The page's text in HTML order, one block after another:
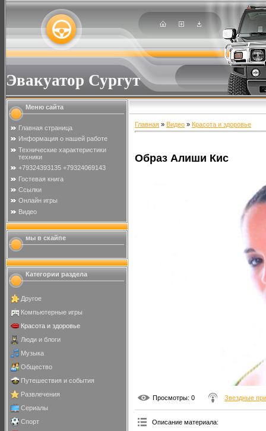
Эвакуатор Сургут
Меню сайта
Главная страница
Информация о нашей работе
Технические характеристики
техники
+79324393135 +79324069143
Гостевая книга
Ссылки
Онлайн игры
Видео
мы в скайпе
Категории раздела
Другое
Компьютерные игры
Красота и здоровье
Люди и блоги
Музыка
Общество
Путешествия и события
Развлечения
Сериалы
Спорт
Главная » Видео » Красота и здоровье
Образ Алиши Кис
Просмотры: 0 Звездные
Описание материала: